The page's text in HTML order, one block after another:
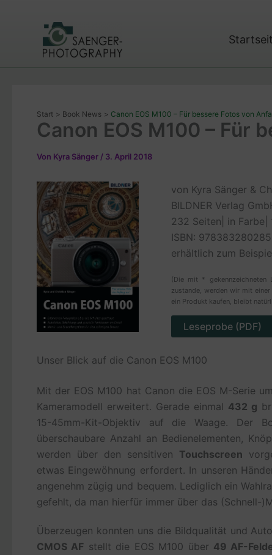
Start Book News Canon EOS M100 – Für bessere Fotos von
Canon EOS M100 – Für
Von Kyra Sänger / 3. April 2018
von Kyra Sänger &
BILDNER Verlag
232 Seiten in Farbe
ISBN:
erhältlich zum
(Die mit * gekennzeichneten
zustande, werden wir mit
ein Produkt kaufen, bleibt
Leseprobe (PDF)
Unser Blick auf die Canon EOS M100
Mit der EOS M100 hat Canon die EOS M-Serie
Kameramodell erweitert. Gerade einmal 432 g
15-45mm-Kit-Objektiv auf die Waage. Der
überschaubare Anzahl an Bedienelementen,
werden über den sensitiven Touchscreen
etwas Eingewöhnung erfordert. In unseren
angenehm zügig und bequem. Lediglich ein
gefehlt, da man hierfür immer über das (Schnell-
Überzeugen konnten uns die Bildqualität und
CMOS AF stellt die EOS M100 über 49 AF-